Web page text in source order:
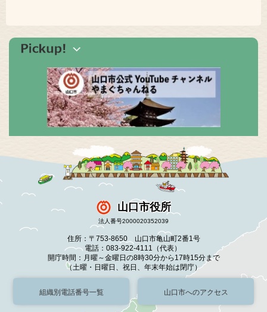
山口市役所
法人番号2000020352039
住所：〒753-8650 山口市亀山町2番1号
電話：083-922-4111（代表）
開庁時間：月曜～金曜日の8時30分から17時15分まで
（土曜・日曜日、祝日、年末年始は閉庁）
組織別電話番号一覧 山口市へのアクセス